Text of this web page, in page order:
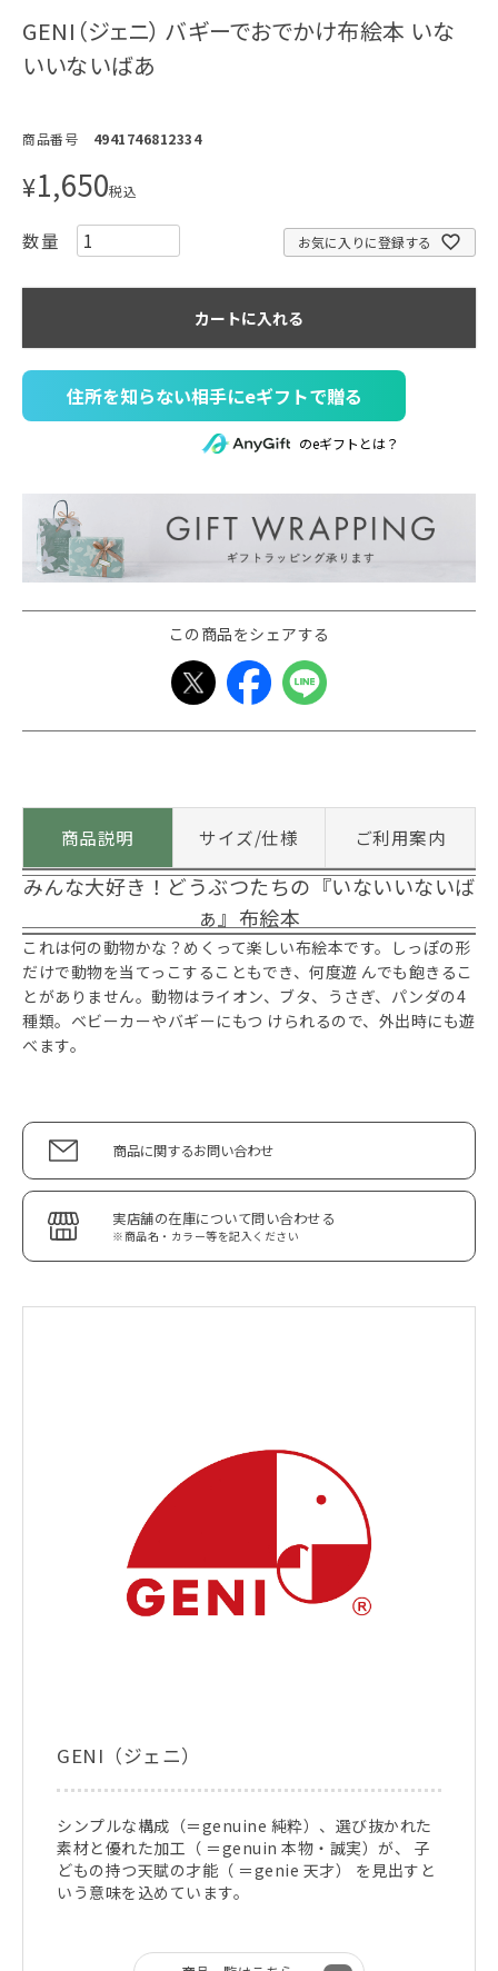
GENI（ジェニ） バギーでおでかけ布絵本 いな
いいないばあ
商品番号 4941746812334
¥1,650税込
お気に入りに登録する
カートに入れる
住所を知らない相手にeギフトで贈る
のeギフトとは？
この商品をシェアする
商品説明 サイズ/仕様 ご利用案内
みんな大好き！どうぶつたちの『いないいないば
ぁ』布絵本
これは何の動物かな？めくって楽しい布絵本です。しっぽの形
だけで動物を当てっこすることもでき、何度遊 んでも飽きるこ
とがありません。動物はライオン、ブタ、うさぎ、パンダの4
種類。ベビーカーやバギーにもつ けられるので、外出時にも遊
べます。
商品に関するお問い合わせ
実店舗の在庫について問い合わせる
※商品名・カラー等を記入ください
GENI（ジェニ）
シンプルな構成（＝genuine 純粋）、選び抜かれた
素材と優れた加工（ ＝genuin 本物・誠実）が、 子
どもの持つ天賦の才能（ ＝genie 天才） を見出すと
いう意味を込めています。